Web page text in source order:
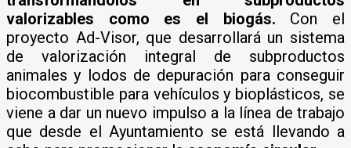
valorizables como es el biogás. Con el
proyecto Ad-Visor, que desarrollará un sistema
de valorización integral de subproductos
animales y lodos de depuración para conseguir
biocombustible para vehículos y bioplásticos, se
viene a dar un nuevo impulso a la línea de trabajo
que desde el Ayuntamiento se está llevando a